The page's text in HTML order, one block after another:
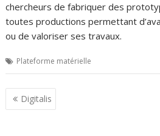
chercheurs de fabriquer des
toutes productions permettant
ou de valoriser ses travaux.
Plateforme matérielle
P
o
Digitalis